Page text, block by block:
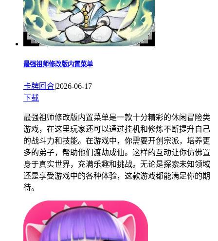
最强祖师修改版内置菜单
卡牌回合|2026-06-17
下载
最强祖师修改版内置菜单是一款十分精彩的休闲冒险类
游戏，在这里玩家还可以通过挂机和修炼不断提升自己
的战斗力和技能。在游戏中，你需要开创宗派，培养更
多的弟子，帮助他们渡劫成仙。这样的互动让你仿佛置
身于真实世界，充满乐趣和挑战。无论是探索未知领域
还是享受游戏中的各种体验，这款游戏都能满足你的期
待。